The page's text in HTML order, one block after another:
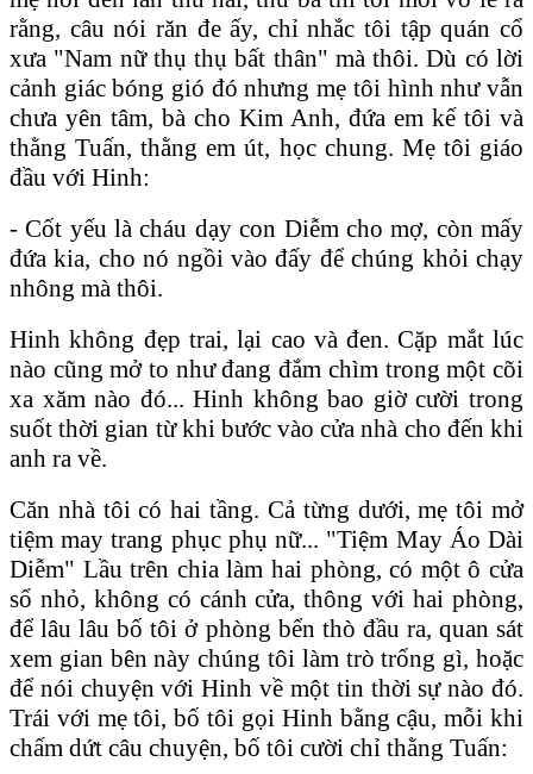
rằng, câu nói răn đe ấy, chỉ nhắc tôi tập quán cổ
xưa "Nam nữ thụ thụ bất thân" mà thôi. Dù có lời
cảnh giác bóng gió đó nhưng mẹ tôi hình như vẫn
chưa yên tâm, bà cho Kim Anh, đứa em kế tôi và
thằng Tuấn, thằng em út, học chung. Mẹ tôi giáo
đầu với Hinh:
- Cốt yếu là cháu dạy con Diễm cho mợ, còn mấy
đứa kia, cho nó ngồi vào đấy để chúng khỏi chạy
nhông mà thôi.
Hinh không đẹp trai, lại cao và đen. Cặp mắt lúc
nào cũng mở to như đang đắm chìm trong một cõi
xa xăm nào đó... Hinh không bao giờ cười trong
suốt thời gian từ khi bước vào cửa nhà cho đến khi
anh ra về.
Căn nhà tôi có hai tầng. Cả từng dưới, mẹ tôi mở
tiệm may trang phục phụ nữ... "Tiệm May Áo Dài
Diễm" Lầu trên chia làm hai phòng, có một ô cửa
sổ nhỏ, không có cánh cửa, thông với hai phòng,
để lâu lâu bố tôi ở phòng bển thò đầu ra, quan sát
xem gian bên này chúng tôi làm trò trống gì, hoặc
để nói chuyện với Hinh về một tin thời sự nào đó.
Trái với mẹ tôi, bố tôi gọi Hinh bằng cậu, mỗi khi
chấm dứt câu chuyện, bố tôi cười chỉ thằng Tuấn: